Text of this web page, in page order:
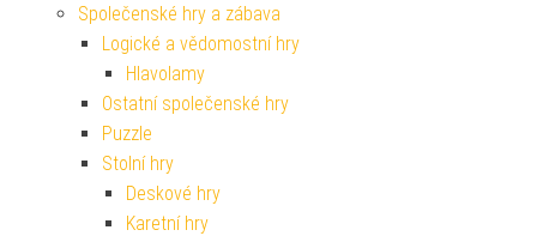
Společenské hry a zábava
Logické a vědomostní hry
Hlavolamy
Ostatní společenské hry
Puzzle
Stolní hry
Deskové hry
Karetní hry